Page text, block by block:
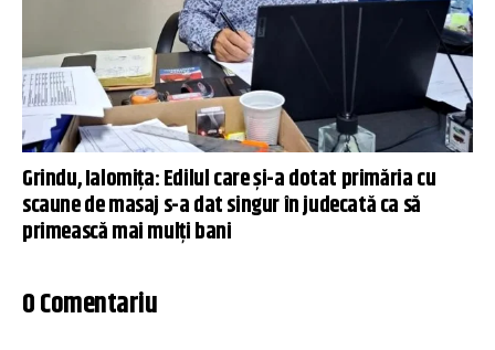
Grindu, Ialomița: Edilul care și-a dotat primăria cu
scaune de masaj s-a dat singur în judecată ca să
primească mai mulți bani
0 Comentariu